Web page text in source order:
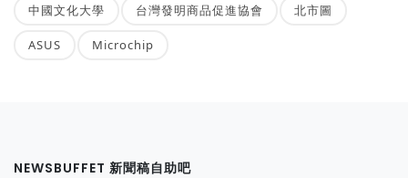
中國文化大學 台灣發明商品促進協會 北市圖
ASUS Microchip
NEWSBUFFET 新聞稿自助吧